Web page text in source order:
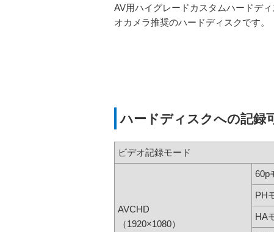
AV用ハイグレードカスタムハードデ
オカメラ推奨のハードディスクです。
ハードディスクへの記録
ビデオ記録モード
AVCHD
（1920×1080）
60p
PH
HA